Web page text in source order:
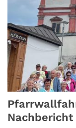
Nachbericht